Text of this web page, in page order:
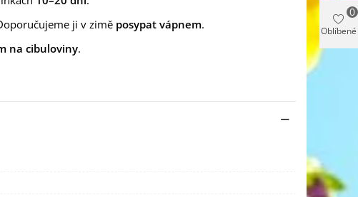
ji v zimě posypat vápnem.
na cibuloviny.
Oblíbené
0